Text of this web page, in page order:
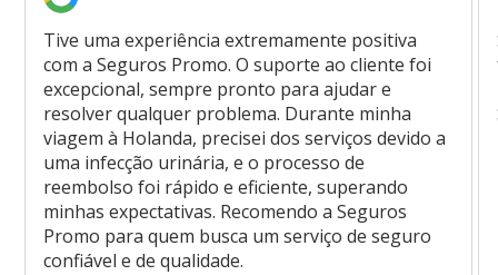
Tive uma experiência extremamente positiva
com a Seguros Promo. O suporte ao cliente foi
excepcional, sempre pronto para ajudar e
resolver qualquer problema. Durante minha
viagem à Holanda, precisei dos serviços devido a
uma infecção urinária, e o processo de
reembolso foi rápido e eficiente, superando
minhas expectativas. Recomendo a Seguros
Promo para quem busca um serviço de seguro
confiável e de qualidade.